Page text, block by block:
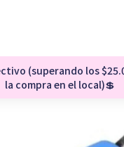
(superando los
la compra en el local)💲